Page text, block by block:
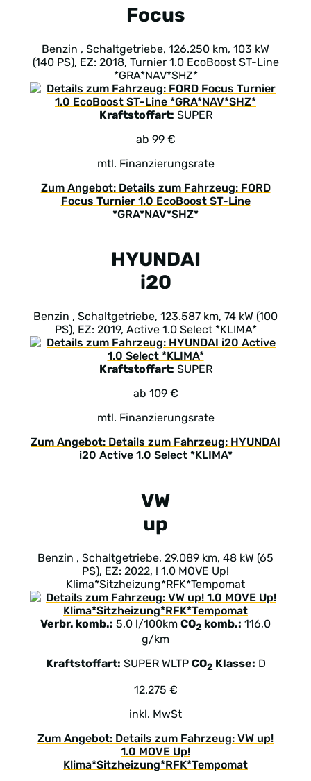
Focus
Benzin , Schaltgetriebe, 126.250 km, 103 kW
(140 PS), EZ: 2018, Turnier 1.0 EcoBoost ST-Line
*GRA*NAV*SHZ*
Kraftstoffart: SUPER
ab 99 €
mtl. Finanzierungsrate
Zum Angebot: Details zum Fahrzeug: FORD
Focus Turnier 1.0 EcoBoost ST-Line
*GRA*NAV*SHZ*
HYUNDAI
i20
Benzin , Schaltgetriebe, 123.587 km, 74 kW (100
PS), EZ: 2019, Active 1.0 Select *KLIMA*
Kraftstoffart: SUPER
ab 109 €
mtl. Finanzierungsrate
Zum Angebot: Details zum Fahrzeug: HYUNDAI
i20 Active 1.0 Select *KLIMA*
VW
up
Benzin , Schaltgetriebe, 29.089 km, 48 kW (65
PS), EZ: 2022, ! 1.0 MOVE Up!
Klima*Sitzheizung*RFK*Tempomat
Verbr. komb.: 5,0 l/100km CO2 komb.: 116,0
g/km
Kraftstoffart: SUPER WLTP CO2 Klasse: D
12.275 €
inkl. MwSt
Zum Angebot: Details zum Fahrzeug: VW up!
1.0 MOVE Up!
Klima*Sitzheizung*RFK*Tempomat